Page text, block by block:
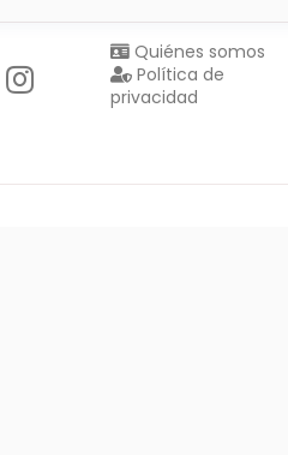
Quiénes somos
Política de
privacidad